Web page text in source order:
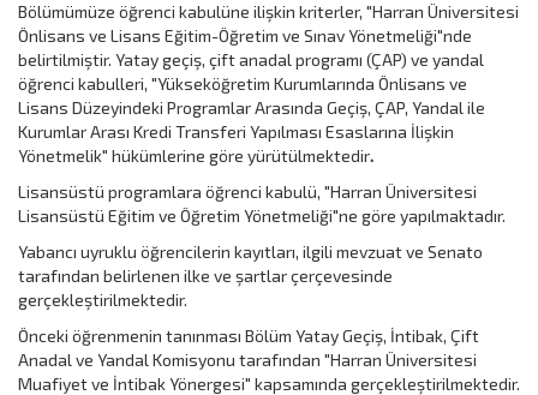
Bölümümüze öğrenci kabulüne ilişkin kriterler, "Harran Üniversitesi
Önlisans ve Lisans Eğitim-Öğretim ve Sınav Yönetmeliği"nde
belirtilmiştir. Yatay geçiş, çift anadal programı (ÇAP) ve yandal
öğrenci kabulleri, "Yükseköğretim Kurumlarında Önlisans ve
Lisans Düzeyindeki Programlar Arasında Geçiş, ÇAP, Yandal ile
Kurumlar Arası Kredi Transferi Yapılması Esaslarına İlişkin
Yönetmelik" hükümlerine göre yürütülmektedir.
Lisansüstü programlara öğrenci kabulü, "Harran Üniversitesi
Lisansüstü Eğitim ve Öğretim Yönetmeliği"ne göre yapılmaktadır.
Yabancı uyruklu öğrencilerin kayıtları, ilgili mevzuat ve Senato
tarafından belirlenen ilke ve şartlar çerçevesinde
gerçekleştirilmektedir.
Önceki öğrenmenin tanınması Bölüm Yatay Geçiş, İntibak, Çift
Anadal ve Yandal Komisyonu tarafından "Harran Üniversitesi
Muafiyet ve İntibak Yönergesi" kapsamında gerçekleştirilmektedir.